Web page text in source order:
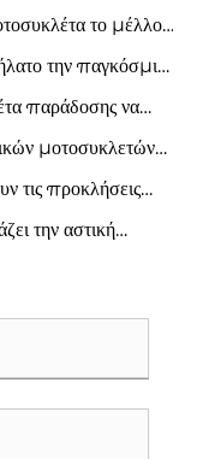
το μέλλον
την παγκόσμια
παράδοσης να
μοτοσυκλετών
τις προκλήσεις
την αστική